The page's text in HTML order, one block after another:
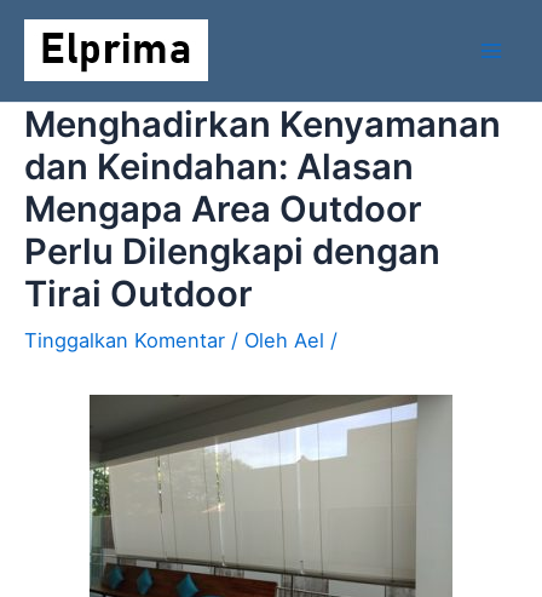
Lewati
konten
Menghadirkan Kenyamanan
dan Keindahan: Alasan
Mengapa Area Outdoor
Perlu Dilengkapi dengan
Tirai Outdoor
Tinggalkan Komentar / Oleh Ael /